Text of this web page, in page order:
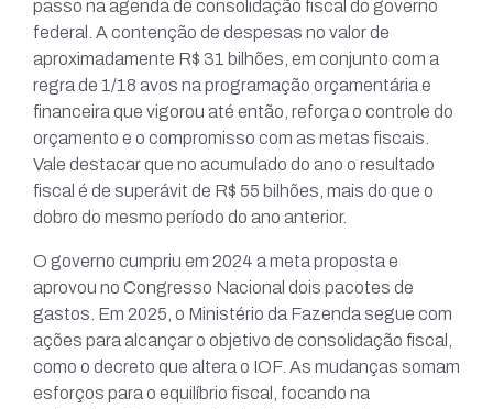
passo na agenda de consolidação fiscal do governo
federal. A contenção de despesas no valor de
aproximadamente R$ 31 bilhões, em conjunto com a
regra de 1/18 avos na programação orçamentária e
financeira que vigorou até então, reforça o controle do
orçamento e o compromisso com as metas fiscais.
Vale destacar que no acumulado do ano o resultado
fiscal é de superávit de R$ 55 bilhões, mais do que o
dobro do mesmo período do ano anterior.
O governo cumpriu em 2024 a meta proposta e
aprovou no Congresso Nacional dois pacotes de
gastos. Em 2025, o Ministério da Fazenda segue com
ações para alcançar o objetivo de consolidação fiscal,
como o decreto que altera o IOF. As mudanças somam
esforços para o equilíbrio fiscal, focando na